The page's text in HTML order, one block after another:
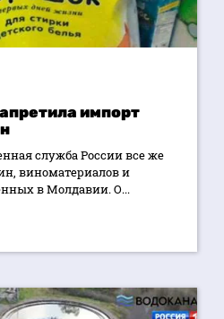
импорт
служба России все же
виноматериалов и
в Молдавии. О...